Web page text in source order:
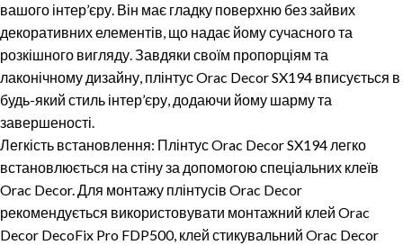
вашого інтер’єру. Він має гладку поверхню без зайвих
декоративних елементів, що надає йому сучасного та
розкішного вигляду. Завдяки своїм пропорціям та
лаконічному дизайну, плінтус Orac Decor SX194 вписується в
будь-який стиль інтер’єру, додаючи йому шарму та
завершеності.
Легкість встановлення: Плінтус Orac Decor SX194 легко
встановлюється на стіну за допомогою спеціальних клеїв
Orac Decor. Для монтажу плінтусів Orac Decor
рекомендується використовувати монтажний клей Orac
Decor DecoFix Pro FDP500, клей стикувальний Orac Decor